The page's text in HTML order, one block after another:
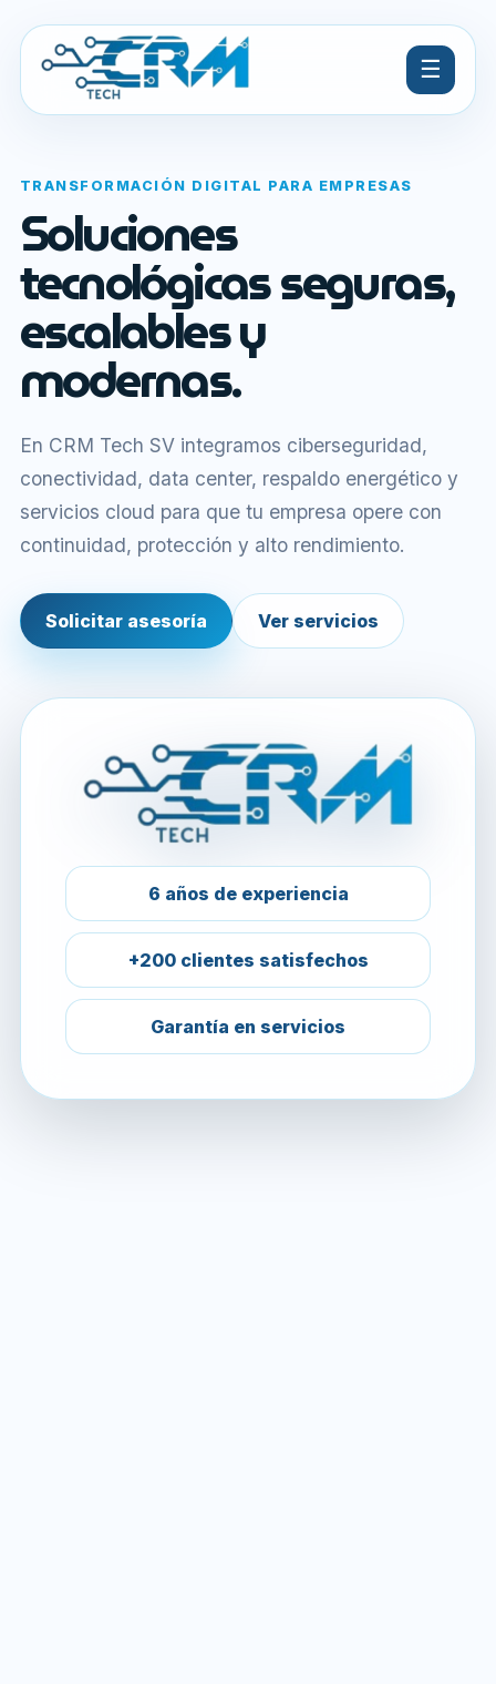
☰
TRANSFORMACIÓN DIGITAL PARA EMPRESAS
Soluciones
tecnológicas seguras,
escalables y
modernas.
En CRM Tech SV integramos ciberseguridad,
conectividad, data center, respaldo energético y
servicios cloud para que tu empresa opere con
continuidad, protección y alto rendimiento.
Solicitar asesoría Ver servicios
6 años de experiencia
+200 clientes satisfechos
Garantía en servicios